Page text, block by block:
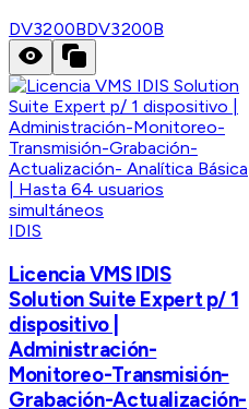
DV3200BDV3200B
IDIS
Licencia VMS IDIS
Solution Suite Expert p/ 1
dispositivo |
Administración-
Monitoreo-Transmisión-
Grabación-Actualización-